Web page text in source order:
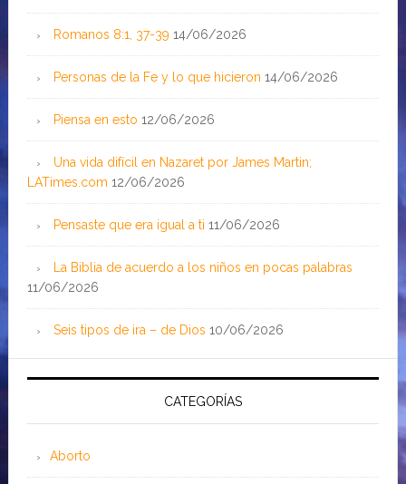
Romanos 8:1, 37-39 14/06/2026
Personas de la Fe y lo que hicieron 14/06/2026
Piensa en esto 12/06/2026
Una vida difícil en Nazaret por James Martin;
LATimes.com 12/06/2026
Pensaste que era igual a ti 11/06/2026
La Biblia de acuerdo a los niños en pocas palabras
11/06/2026
Seis tipos de ira – de Dios 10/06/2026
CATEGORÍAS
Aborto